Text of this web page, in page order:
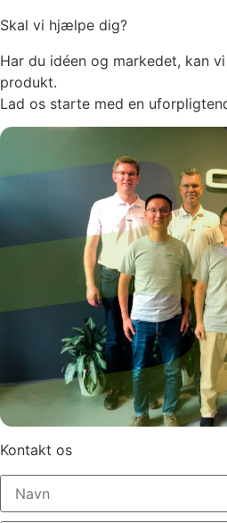
Skal vi hjælpe dig?
Har du idéen og markedet, kan
produkt.
Lad os starte med en
Kontakt os